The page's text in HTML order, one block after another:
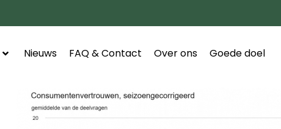
Nieuws FAQ & Contact Over ons Goede doel